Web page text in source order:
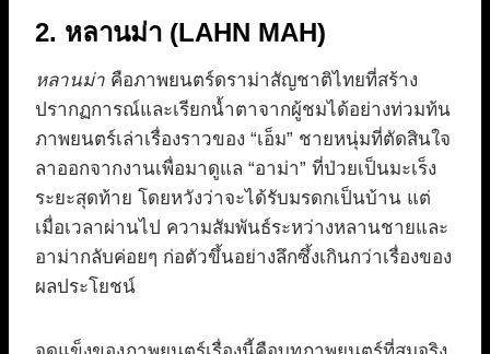
2. หลานม่า (LAHN MAH)
หลานม่า คือภาพยนตร์ดราม่าสัญชาติไทยที่สร้าง
ปรากฏการณ์และเรียกน้ำตาจากผู้ชมได้อย่างท่วมท้น
ภาพยนตร์เล่าเรื่องราวของ “เอ็ม” ชายหนุ่มที่ตัดสินใจ
ลาออกจากงานเพื่อมาดูแล “อาม่า” ที่ป่วยเป็นมะเร็ง
ระยะสุดท้าย โดยหวังว่าจะได้รับมรดกเป็นบ้าน แต่
เมื่อเวลาผ่านไป ความสัมพันธ์ระหว่างหลานชายและ
อาม่ากลับค่อยๆ ก่อตัวขึ้นอย่างลึกซึ้งเกินกว่าเรื่องของ
ผลประโยชน์